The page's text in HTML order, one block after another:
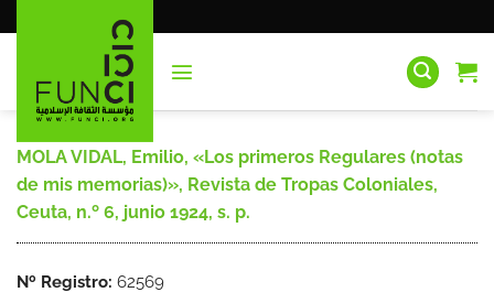
al
MOLA VIDAL, Emilio, «Los primeros Regulares (notas
de mis memorias)», Revista de Tropas Coloniales,
Ceuta, n.º 6, junio 1924, s. p.
Nº Registro: 62569